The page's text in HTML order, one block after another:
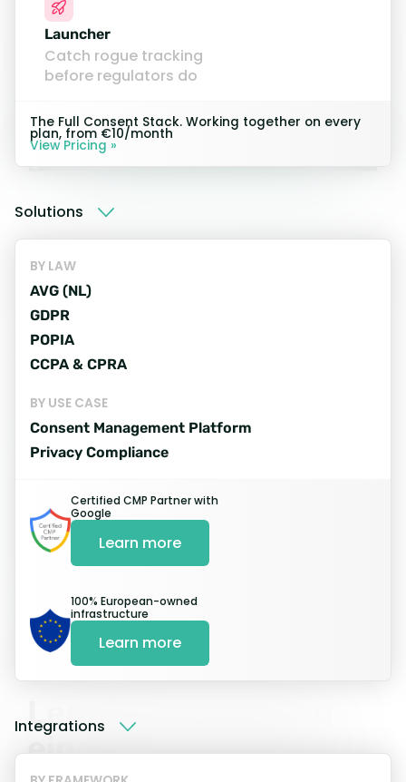
Launcher
Catch rogue tracking
before regulators do
The Full Consent Stack. Working together on every
plan, from €10/month
View Pricing »
Solutions
BY LAW
AVG (NL)
GDPR
POPIA
CCPA & CPRA
BY USE CASE
Consent Management Platform
Privacy Compliance
Certified CMP Partner with
Google
Learn more
100% European-owned
infrastructure
Learn more
Integrations
overheid, Monitoring scant continu en
vertelt je precies hoe je oplost wat het
vindt.
Start Mijn Proefperiode
Worldwide Compliance
Built in Europe. Tuned for the world
Plug and play for some. Full control for
others.
Data sovereignty, your way
Sovereign European by default. Custom
regions optional.
Legal en marketing
eindelijk op één lijn